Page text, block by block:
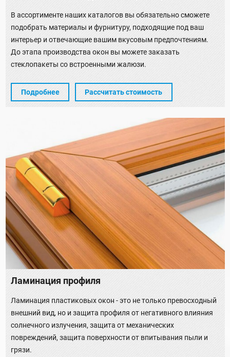
В ассортименте наших каталогов вы обязательно сможете
подобрать материалы и фурнитуру, подходящие под ваш
интерьер и отвечающие вашим вкусовым предпочтениям.
До этапа производства окон вы можете заказать
стеклопакеты со встроенными жалюзи.
Подробнее Рассчитать стоимость
Ламинация профиля
Ламинация пластиковых окон - это не только превосходный
внешний вид, но и защита профиля от негативного влияния
солнечного излучения, защита от механических
повреждений, защита поверхности от впитывания пыли и
грязи.